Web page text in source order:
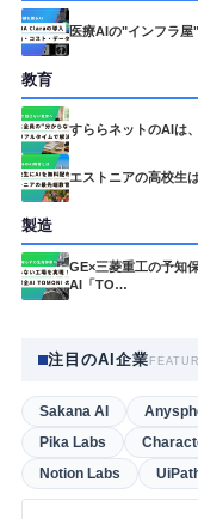
医療AIの"インフラ
教育
すららネットのAIは
エストニアの高校生
製造
GE×三菱重工の予知
AI「TO…
注目のAI企業
Sakana AI
Pika Labs
Notion Labs